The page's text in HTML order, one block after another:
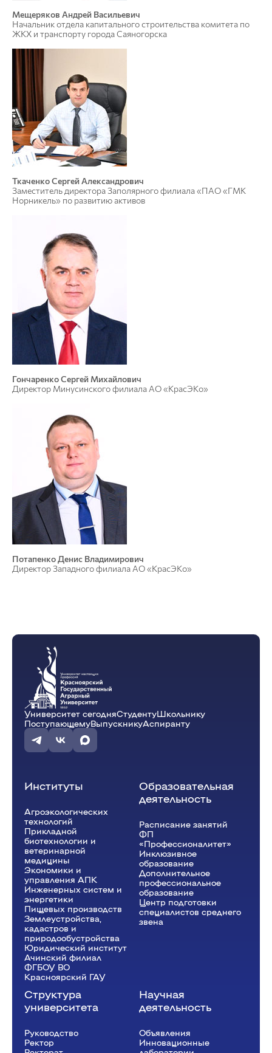
Мещеряков Андрей Васильевич
Начальник отдела капитального строительства комитета по
ЖКХ и транспорту города Саяногорска
Ткаченко Сергей Александрович
Заместитель директора Заполярного филиала «ПАО «ГМК
Норникель» по развитию активов
Гончаренко Сергей Михайлович
Директор Минусинского филиала АО «КрасЭКо»
Потапенко Денис Владимирович
Директор Западного филиала АО «КрасЭКо»
Университет сегодняСтудентуШкольнику
ПоступающемуВыпускникуАспиранту
Институты
Агроэкологических
технологий
Прикладной
биотехнологии и
ветеринарной
медицины
Экономики и
управления АПК
Инженерных систем и
энергетики
Пищевых производств
Землеустройства,
кадастров и
природообустройства
Юридический институт
Ачинский филиал
ФГБОУ ВО
Красноярский ГАУ
Образовательная
деятельность
Расписание занятий
ФП
«Профессионалитет»
Инклюзивное
образование
Дополнительное
профессиональное
образование
Центр подготовки
специалистов среднего
звена
Структура
университета
Руководство
Ректор
Научная
деятельность
Объявления
Инновационные